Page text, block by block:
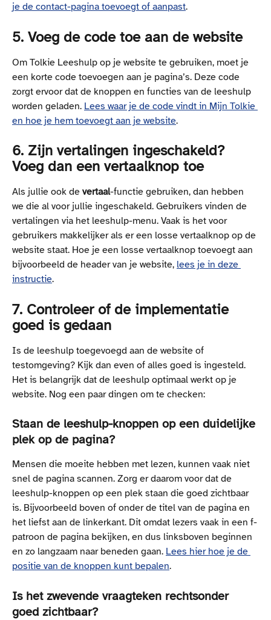
je de contact-pagina toevoegt of aanpast.
5. Voeg de code toe aan de website
Om Tolkie Leeshulp op je website te gebruiken, moet je
een korte code toevoegen aan je pagina’s. Deze code
zorgt ervoor dat de knoppen en functies van de leeshulp
worden geladen. Lees waar je de code vindt in Mijn Tolkie
en hoe je hem toevoegt aan je website.
6. Zijn vertalingen ingeschakeld?
Voeg dan een vertaalknop toe
Als jullie ook de vertaal-functie gebruiken, dan hebben
we die al voor jullie ingeschakeld. Gebruikers vinden de
vertalingen via het leeshulp-menu. Vaak is het voor
gebruikers makkelijker als er een losse vertaalknop op de
website staat. Hoe je een losse vertaalknop toevoegt aan
bijvoorbeeld de header van je website, lees je in deze
instructie.
7. Controleer of de implementatie
goed is gedaan
Is de leeshulp toegevoegd aan de website of
testomgeving? Kijk dan even of alles goed is ingesteld.
Het is belangrijk dat de leeshulp optimaal werkt op je
website. Nog een paar dingen om te checken:
Staan de leeshulp-knoppen op een duidelijke
plek op de pagina?
Mensen die moeite hebben met lezen, kunnen vaak niet
snel de pagina scannen. Zorg er daarom voor dat de
leeshulp-knoppen op een plek staan die goed zichtbaar
is. Bijvoorbeeld boven of onder de titel van de pagina en
het liefst aan de linkerkant. Dit omdat lezers vaak in een f-
patroon de pagina bekijken, en dus linksboven beginnen
en zo langzaam naar beneden gaan. Lees hier hoe je de
positie van de knoppen kunt bepalen.
Is het zwevende vraagteken rechtsonder
goed zichtbaar?